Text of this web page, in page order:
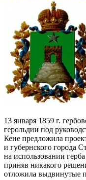
13 января 1859 г.
герольдии под
Кене предложила
и губернского города
на использовании
приняв никакого
отложила выдвинутые